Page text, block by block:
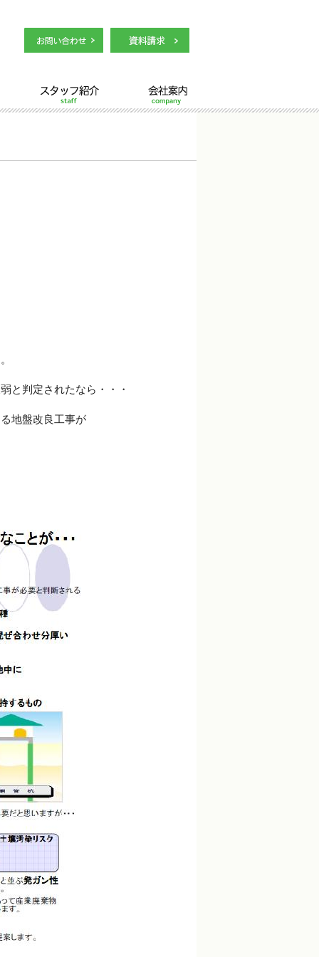
スタッフ紹介 会社案内
と判定されたなら・・・
地盤改良工事が